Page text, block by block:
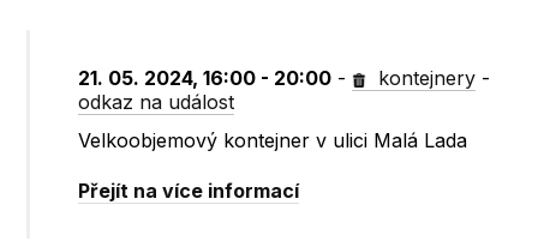
21. 05. 2024, 16:00 - 20:00 - kontejnery -
odkaz na událost
Velkoobjemový kontejner v ulici Malá Lada
Přejít na více informací